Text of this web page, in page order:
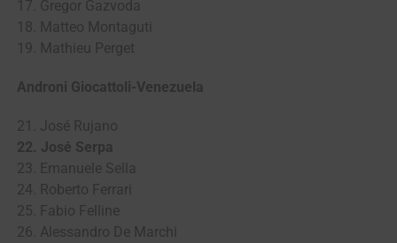
17. Gregor Gazvoda
18. Matteo Montaguti
19. Mathieu Perget
Androni Giocattoli-Venezuela
21. José Rujano
22. José Serpa
23. Emanuele Sella
24. Roberto Ferrari
25. Fabio Felline
26. Alessandro De Marchi